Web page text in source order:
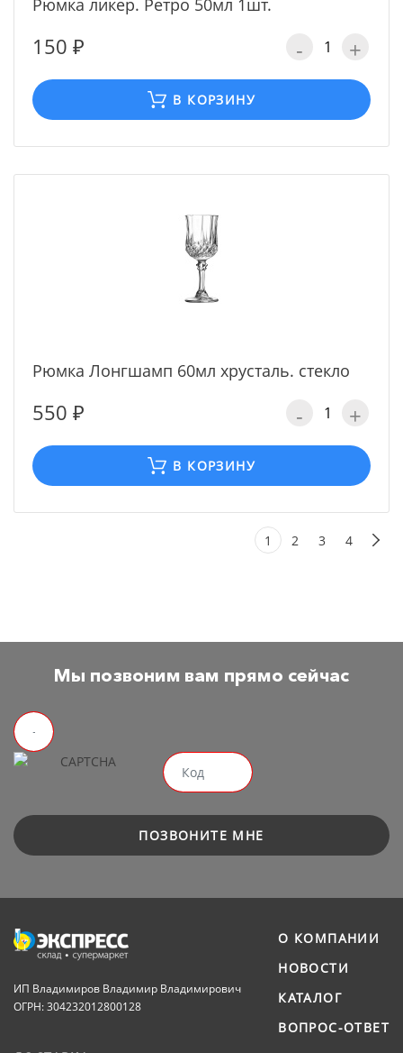
Рюмка ликер. Ретро 50мл 1шт.
150 ₽ - +
В КОРЗИНУ
Рюмка Лонгшамп 60мл хрусталь. стекло
550 ₽ - +
В КОРЗИНУ
1 2 3 4
Мы позвоним вам прямо сейчас
ПОЗВОНИТЕ МНЕ
ИП Владимиров Владимир Владимирович
ОГРН: 304232012800128
О КОМПАНИИ
НОВОСТИ
КАТАЛОГ
ВОПРОС-ОТВЕТ